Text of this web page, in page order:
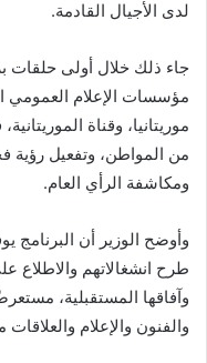
لدى الأجيال القادمة.
جاء ذلك خلال أولى حلقات
مؤسسات الإعلام العمومي
موريتانيا، وقناة
من المواطن، وتفعيل رؤية
ومكاشفة الرأي العام.
وأوضح الوزير أن البرنامج
طرح انشغالاتهم
وآفاقها المستقبلية،
والفنون والإعلام والعلاقات